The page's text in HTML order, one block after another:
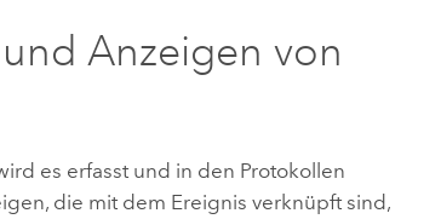
Anzeigen von
es erfasst und in den Protokollen
die mit dem Ereignis verknüpft sind,